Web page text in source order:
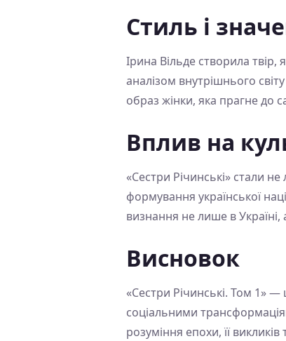
Стиль і
Ірина Вільде створила
аналізом внутрішнього
образ жінки, яка прагне до
Вплив на
«Сестри Річинські» стали
формування української
визнання не лише в Україні,
Висновок
«Сестри Річинські. Том 1» —
соціальними
розуміння епохи, її викликів